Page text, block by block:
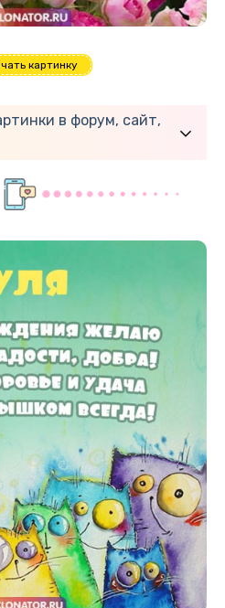
картинку
в форум, сайт,